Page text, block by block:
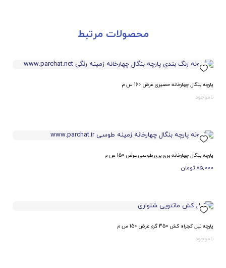
محصولات مرتبط
پارچه بنگال چهارخانه حصیری عرض 160 س م
ناموجود
پارچه بنگال چهارخانه بری بری طوسی عرض 150 س م
۸۵,۰۰۰تومان
پارچه نیل کجراه کش 350 گرم عرض 150 س م
ناموجود